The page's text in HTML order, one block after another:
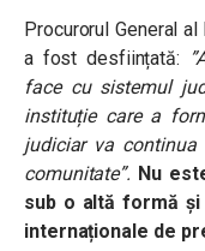
Procurorul General
a fost desființată:
face cu sistemul
instituție care a
judiciar va continua
comunitate”. Nu
sub o altă formă și
internaționale de